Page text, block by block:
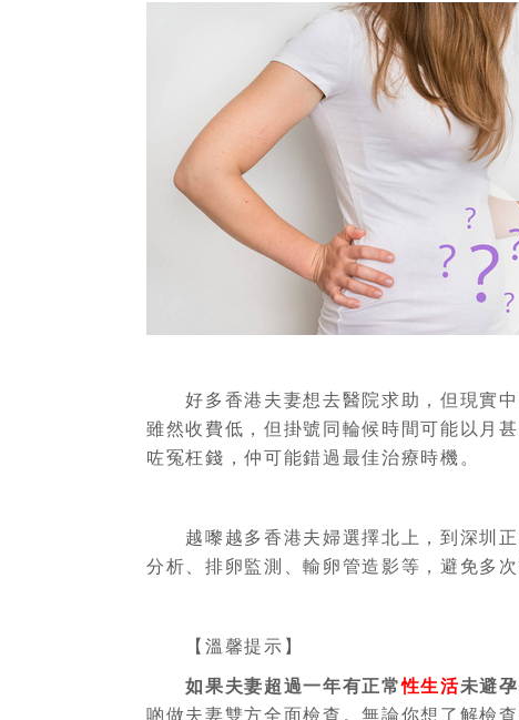
好多香港夫妻想去醫院求助，但現實中
雖然收費低，但掛號同輪候時間可能以月
咗冤枉錢，仲可能錯過最佳治療時機。
越嚟越多香港夫婦選擇北上，到深圳正
分析、排卵監測、輸卵管造影等，避免多
【溫馨提示】
如果夫妻超過一年有正常性生活未避
啲做夫妻雙方全面檢查。無論你想了解檢